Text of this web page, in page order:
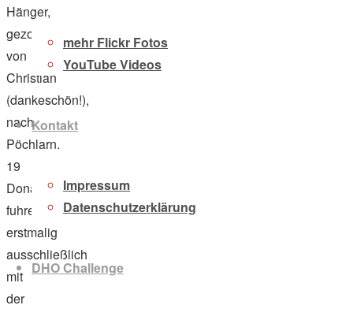
mehr Flickr Fotos
YouTube Videos
Kontakt
Impressum
Datenschutzerklärung
DHO Challenge
Hänger,
gezogen
von
Christian
(dankeschön!),
nach
Pöchlarn.
19
DonauhortlerInnen
fuhren
erstmalig
ausschließlich
mit
der